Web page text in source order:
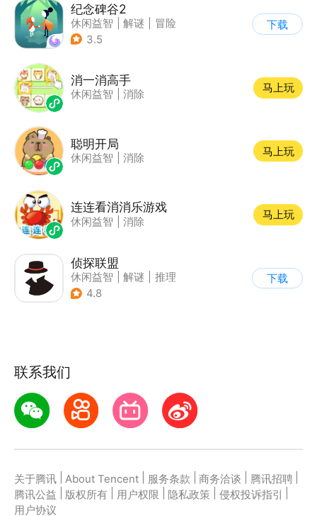
纪念碑谷2
休闲益智 解谜
冒险
| 清新
3.5
下载
消一消高手
休闲益智 消除
马上玩
聪明开局
休闲益智 消除
马上玩
连连看消消乐游戏
休闲益智 消除
马上玩
侦探联盟
休闲益智 解谜
推理
| 侦探
4.8
下载
联系我们
关于腾讯 About Tencent 服务条款 商务洽谈 腾讯招聘
腾讯公益
版权所有 用户权限 隐私政策 侵权投诉指引
用户协议